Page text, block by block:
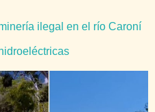
ilegal en el río Caroní